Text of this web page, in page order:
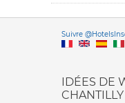
Suivre
IDÉES DE
CHANTILLY